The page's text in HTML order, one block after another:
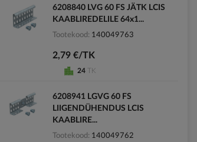
6208840 LVG 60 FS JÄTK LCIS
KAABLIREDELILE 64x1...
Tootekood 140049763
2,79 €/TK
24 TK
6208941 LGVG 60 FS
LIIGENDÜHENDUS LCIS
KAABLIRE...
Tootekood 140049762